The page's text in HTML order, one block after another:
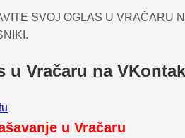
SVOJ OGLAS U VRAČARU
u Vračaru na
u Vračaru